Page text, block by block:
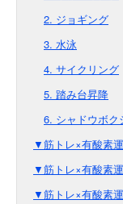
2. ジョギング
3. 水泳
4. サイクリング
5. 踏み台昇降
6. シャドウボク
▼筋トレ×有酸素
▼筋トレ×有酸素
▼筋トレ×有酸素